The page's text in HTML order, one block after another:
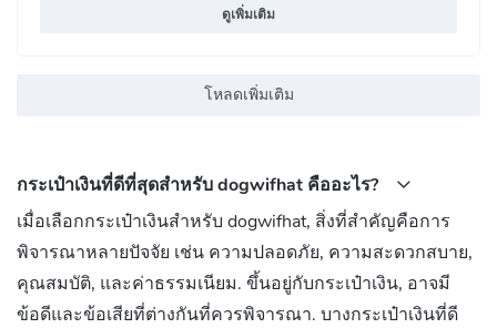
ดูเพิ่มเติม
โหลดเพิ่มเติม
กระเป๋าเงินที่ดีที่สุดสำหรับ dogwifhat คืออะไร?
เมื่อเลือกกระเป๋าเงินสำหรับ dogwifhat, สิ่งที่สำคัญคือการ
พิจารณาหลายปัจจัย เช่น ความปลอดภัย, ความสะดวกสบาย,
คุณสมบัติ, และค่าธรรมเนียม. ขึ้นอยู่กับกระเป๋าเงิน, อาจมี
ข้อดีและข้อเสียที่ต่างกันที่ควรพิจารณา. บางกระเป๋าเงินที่ดี